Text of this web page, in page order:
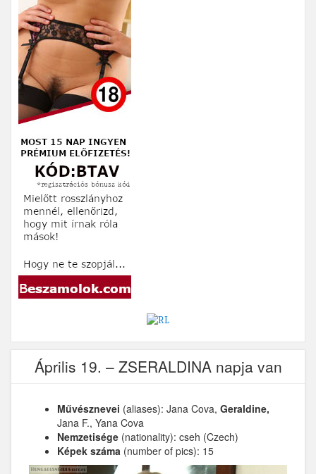
Április 19. – ZSERALDINA napja van
Művésznevei (aliases): Jana Cova, Geraldine,
Jana F., Yana Cova
Nemzetisége (nationality): cseh (Czech)
Képek száma (number of pics): 15